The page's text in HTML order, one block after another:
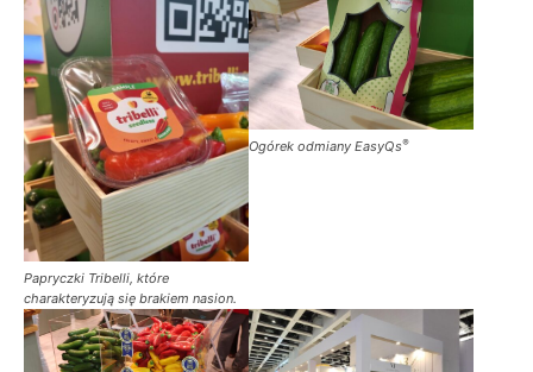
Papryczki Tribelli, które
charakteryzują się brakiem nasion.
Ogórek odmiany EasyQs®